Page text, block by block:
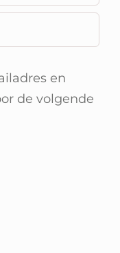
en
de volgende